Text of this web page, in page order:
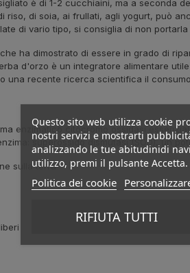
è di 1-2 cucchiaini, ma a seconda
di soia, ai frullati, agli yogurt, può
di vario tipo, si consiglia di non
ha dimostrato di essere in grado di
d'orzo è un integratore alimentare
una recente ricerca scientifica il
enzimatico citocromo ossidasi
superossido dismutasi (SOD), un
sulla terra
Questo sito web utilizza cookie
nostri servizi e mostrarti
analizzando le tue abitudinidi
utilizzo, premi il pulsante Accetta.
Politica dei cookie
RIFIUTA TUTTI